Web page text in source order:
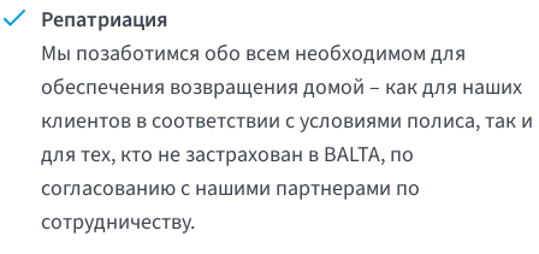
Репатриация
Мы позаботимся обо всем необходимом для
обеспечения возвращения домой – какдля наших
клиентов всоответствии сусловиями полиса,так и
для тех, кто не застрахован в BALTA, по
согласованиюс нашими партнерами по
сотрудничеству.